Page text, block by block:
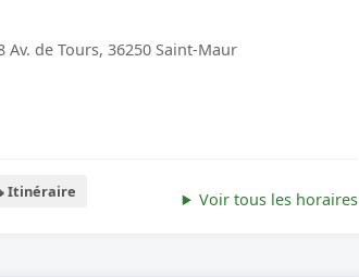
Av. de Tours, 36250 Saint-Maur
Itinéraire Voir tous les horaires